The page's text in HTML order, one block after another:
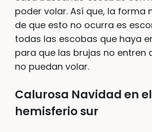
poder volar. Así que, la forma
de que esto no ocurra es
todas las escobas que haya
para que las brujas no entren
no puedan volar.
Calurosa Navidad en el
hemisferio sur